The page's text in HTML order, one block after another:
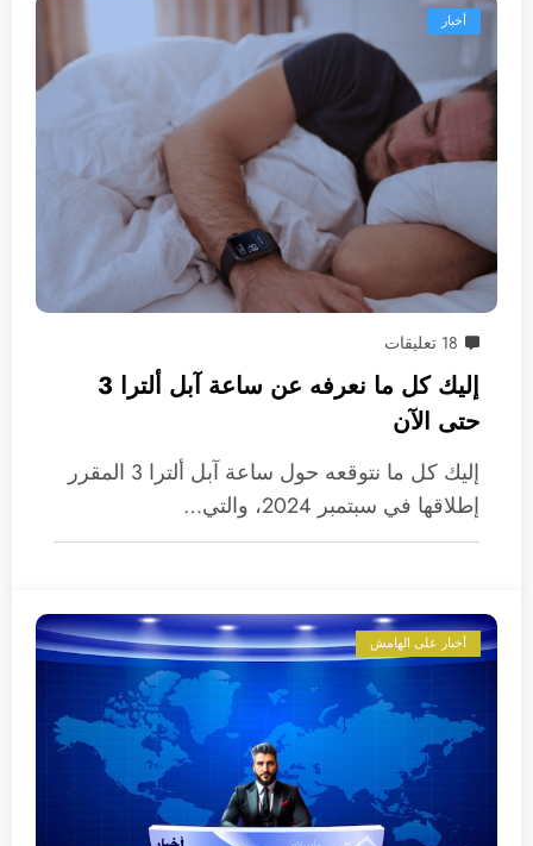
أخبار
18 تعليقات
إليك كل ما نعرفه عن ساعة آبل ألترا 3
حتى الآن
إليك كل ما نتوقعه حول ساعة آبل ألترا 3 المقرر
إطلاقها في سبتمبر 2024، والتي…
أخبار على الهامش